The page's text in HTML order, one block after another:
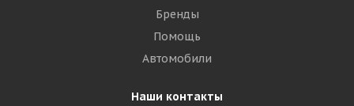
Бренды
Помощь
Автомобили
Наши контакты